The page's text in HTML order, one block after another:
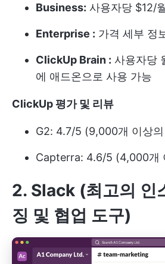
Business: 사용자당 $12/
Enterprise : 가격 세부 정
ClickUp Brain : 사용자당
에 애드온으로 사용 가능
ClickUp 평가 및 리뷰
G2: 4.7/5 (9,000개 이상
Capterra: 4.6/5 (4,000개
2. Slack (최고의 인
징 및 협업 도구)